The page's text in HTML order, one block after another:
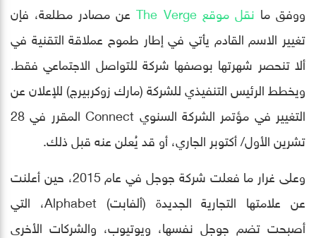
ووفق ما نقل موقع The Verge
عن مصادر مطلعة، فإن
تغيير الاسم القادم يأتي في إطار طموح عملاقة التقنية في
ألا تنحصر شهرتها بوصفها شركة للتواصل الاجتماعي فقط.
ويخطط الرئيس التنفيذي للشركة (مارك زوكربيرج) للإعلان عن
التغيير في مؤتمر الشركة السنوي Connect المقرر في 28
تشرين الأول/ أكتوبر الجاري، أو قد يُعلن عنه قبل ذلك.
وعلى غرار ما فعلت شركة جوجل في عام 2015، حين أعلنت
عن علامتها التجارية الجديدة (ألفابت) Alphabet، التي
أصبحت تضم جوجل نفسها، ويوتيوب، والشركات الأخرى